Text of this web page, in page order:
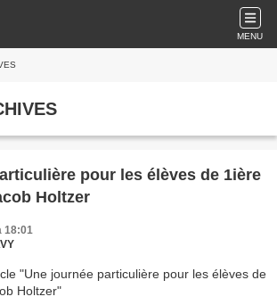
MENU
pour les élèves de 1ière
Holtzer
18:01